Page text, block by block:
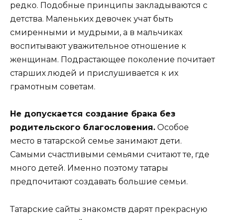
редко. Подобные принципы закладываются с
детства. Маленьких девочек учат быть
смиренными и мудрыми, а в мальчиках
воспитывают уважительное отношение к
женщинам. Подрастающее поколение почитает
старших людей и прислушивается к их
грамотным советам.
Не допускается создание брака без
родительского благословения. Особое
место в татарской семье занимают дети.
Самыми счастливыми семьями считают те, где
много детей. Именно поэтому татары
предпочитают создавать большие семьи.
Татарские сайты знакомств дарят прекрасную